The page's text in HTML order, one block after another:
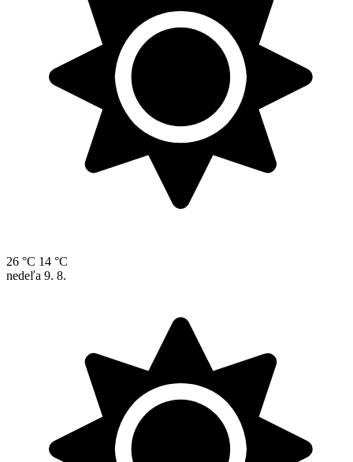
26 °C 14 °C
nedeľa 9. 8.